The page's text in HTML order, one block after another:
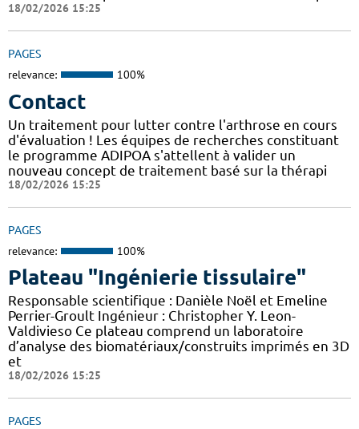
18/02/2026 15:25
PAGES
relevance: 100%
Contact
Un traitement pour lutter contre l'arthrose en cours
d'évaluation ! Les équipes de recherches constituant
le programme ADIPOA s'attellent à valider un
nouveau concept de traitement basé sur la thérapi
18/02/2026 15:25
PAGES
relevance: 100%
Plateau "Ingénierie tissulaire"
Responsable scientifique : Danièle Noël et Emeline
Perrier-Groult Ingénieur : Christopher Y. Leon-
Valdivieso Ce plateau comprend un laboratoire
d’analyse des biomatériaux/construits imprimés en 3D
et
18/02/2026 15:25
PAGES